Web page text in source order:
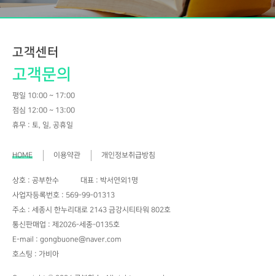
고객센터
고객문의
평일 10:00 ~ 17:00
점심 12:00 ~ 13:00
휴무 : 토, 일, 공휴일
HOME 이용약관 개인정보취급방침
상호 : 공부한수
대표 : 박서연외1명
사업자등록번호 : 569-99-01313
주소 : 세종시 한누리대로 2143 금강시티타워 802호
통신판매업 : 제2026-세종-0135호
E-mail : gongbuone@naver.com
호스팅 : 가비아